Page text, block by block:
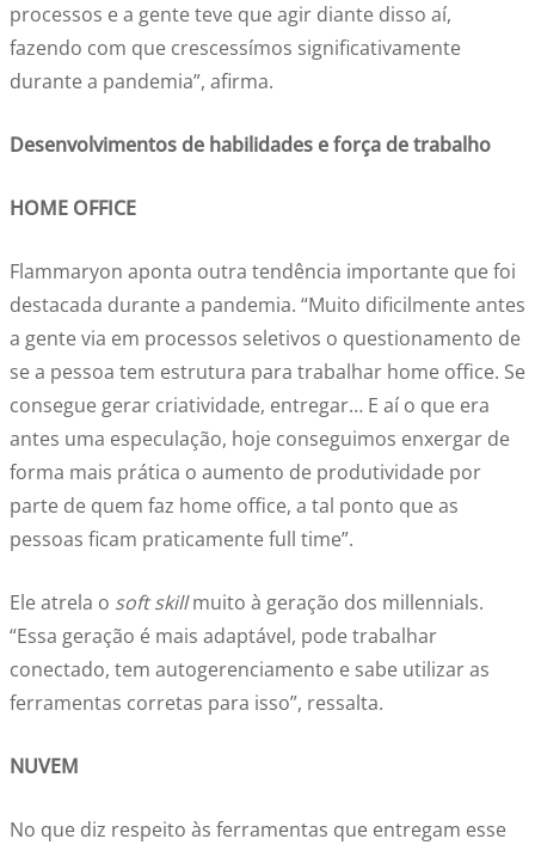
processos e a gente teve que agir diante disso aí,
fazendo com que crescessímos significativamente
durante a pandemia”, afirma.
Desenvolvimentos de habilidades e força de trabalho
HOME OFFICE
Flammaryon aponta outra tendência importante que foi
destacada durante a pandemia. “Muito dificilmente antes
a gente via em processos seletivos o questionamento de
se a pessoa tem estrutura para trabalhar home office. Se
consegue gerar criatividade, entregar… E aí o que era
antes uma especulação, hoje conseguimos enxergar de
forma mais prática o aumento de produtividade por
parte de quem faz home office, a tal ponto que as
pessoas ficam praticamente full time”.
Ele atrela o soft skillmuito à geração dos millennials.
“Essa geração é mais adaptável, pode trabalhar
conectado, tem autogerenciamento e sabe utilizar as
ferramentas corretas para isso”, ressalta.
NUVEM
No que diz respeito às ferramentas que entregam esse